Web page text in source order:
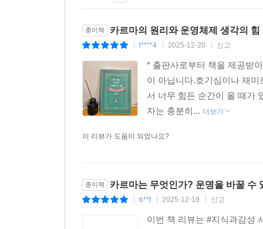
1) 생각의 힘과 생각 에너지체의 생성
3) 집단의식과 운명의 공명
2. 아카샤 기록과 카르마의 대천사들
1) 전반적 운명 설계의 원칙
2) 육체적 조건의 설계
3) 사회적 환경의 결정
3. 자신의 운명을 창조하는 법
2) 운명을 창조하는 세 가지 핵심 동력
것입니다.
단순한 위로를 넘어선 우주적 법칙과 지혜를 원
확실한 해답이 될 것입니다.
종이책 카르마의 원리와 운영체제 생각의 힘
l****4 2025-12-20 신고
* 출판사로부터 책을 제공받
이 아닙니다.호기심이나 재
서 너무 힘든 순간이 올 때가
자는 충분히... 더보기
이 리뷰가 도움이 되었나요?
종이책 카르마는 무엇인가? 운명을 바꿀 수
b**t 2025-12-19 신고
이번 책 리뷰는 #지식과감성